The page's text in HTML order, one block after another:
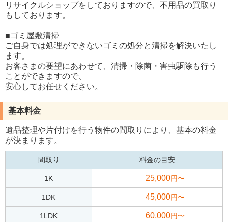
リサイクルショップをしておりますので、不用品の買取り
もしております。
■ゴミ屋敷清掃
ご自身では処理ができないゴミの処分と清掃を解決いたし
ます。
お客さまの要望にあわせて、清掃・除菌・害虫駆除も行う
ことができますので、
安心してお任せください。
基本料金
遺品整理や片付けを行う物件の間取りにより、基本の料金
が決まります。
間取り 料金の目安
1K 25,000円〜
1DK 45,000円〜
1LDK 60,000円〜